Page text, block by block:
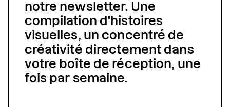
notre newsletter. Une
compilation d'histoires
visuelles, un concentré de
créativité directement dans
votre boîte de réception, une
fois par semaine.